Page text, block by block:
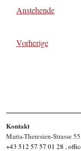
Anstehende
Vorherige
Kontakt
Maria-Theresien-Strasse
+43 512 57 57 01 28 ,